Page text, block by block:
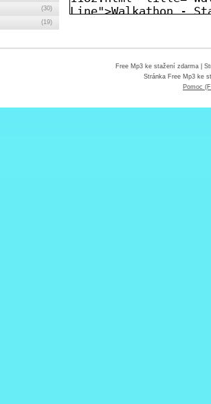
(30)
(19)
Free Mp3 ke stažení zdarma|
Stránka Free Mp3 ke
Pomoc